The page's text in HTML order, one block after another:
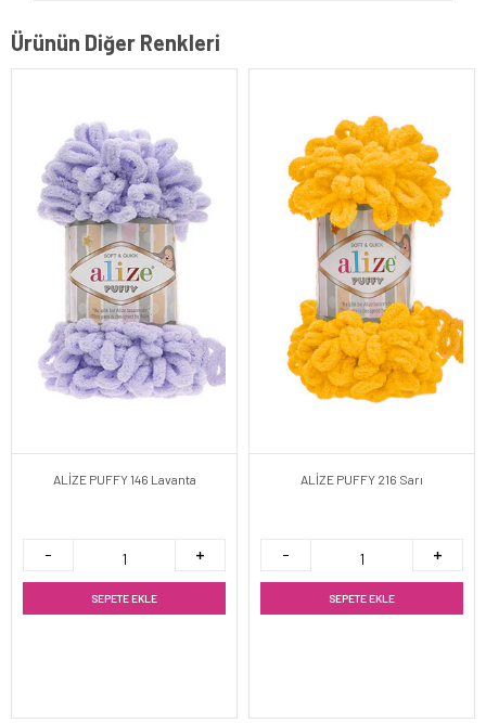
Ürünün Diğer Renkleri
ALİZE PUFFY 146 Lavanta
SEPETE EKLE
ALİZE PUFFY 216 Sarı
SEPETE EKLE